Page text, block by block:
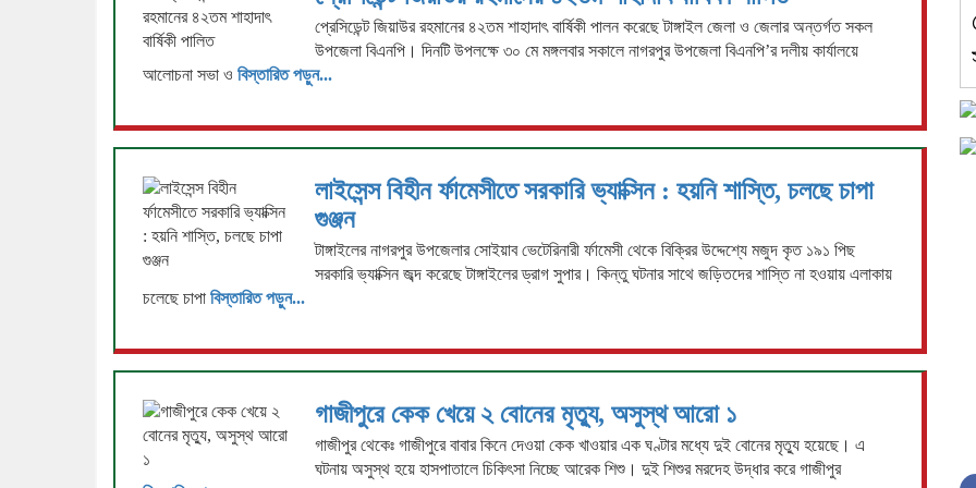
প্রেসিডেন্ট জিয়াউর রহমানের ৪২তম শাহাদাৎ বার্ষিকী পালন করেছে টাঙ্গাইল জেলা ও জেলার অন্তর্গত সকল
উপজেলা বিএনপি। দিনটি উপলক্ষে ৩০ মে মঙ্গলবার সকালে নাগরপুর উপজেলা বিএনপি’র দলীয় কার্যালয়ে
আলোচনা সভা ও বিস্তারিত পড়ুন...
লাইসেন্স বিহীন র্ফামেসীতে সরকারি ভ্যাক্সিন : হয়নি শাস্তি, চলছে চাপা
গুঞ্জন
টাঙ্গাইলের নাগরপুর উপজেলার সোইয়াব ভেটেরিনারী র্ফামেসী থেকে বিক্রির উদ্দেশ্যে মজুদ কৃত ১৯১ পিছ
সরকারি ভ্যাক্সিন জব্দ করেছে টাঙ্গাইলের ড্রাগ সুপার। কিন্তু ঘটনার সাথে জড়িতদের শাস্তি না হওয়ায় এলাকায়
চলেছে চাপা বিস্তারিত পড়ুন...
​গাজীপুরে কেক খেয়ে ২ বোনের মৃত্যু, অসুস্থ আরো ১
​গাজীপুর থেকেঃ গাজীপুরে বাবার কিনে দেওয়া কেক খাওয়ার এক ঘণ্টার মধ্যে দুই বোনের মৃত্যু হয়েছে। এ
ঘটনায় অসুস্থ হয়ে হাসপাতালে চিকিৎসা নিচ্ছে আরেক শিশু। দুই শিশুর মরদেহ উদ্ধার করে গাজীপুর